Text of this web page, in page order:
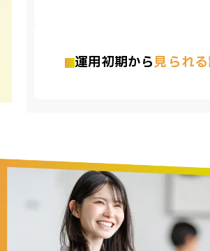
運用初期から見られ